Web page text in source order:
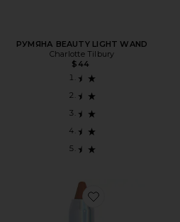
РУМЯНА BEAUTY LIGHT WAND
Charlotte Tilbury
$44
Favorite ПУХЛАЯ